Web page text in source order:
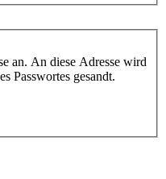
an. An diese Adresse wird
Passwortes gesandt.